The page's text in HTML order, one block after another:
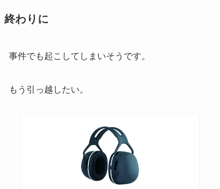
終わりに
事件でも起こしてしまいそうです。
もう引っ越したい。